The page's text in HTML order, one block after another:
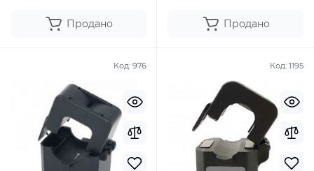
Продано Продано
Код: 976 Код: 1195